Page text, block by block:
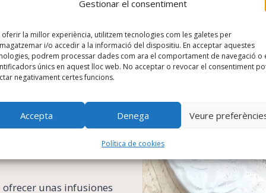
Gestionar el consentiment
oferir la millor experiència, utilitzem tecnologies com les galetes per
i/o accedir a la informació del dispositiu. En acceptar aquestes
podrem processar dades com ara el comportament de navegació o
únics en aquest lloc web. No acceptar o revocar el consentiment
negativament certes funcions.
Accepta Denega Veure
Política de cookies
ofrecemos menús
de nuestra huerta
a otras opciones
día queréis hacer una
unas infusiones